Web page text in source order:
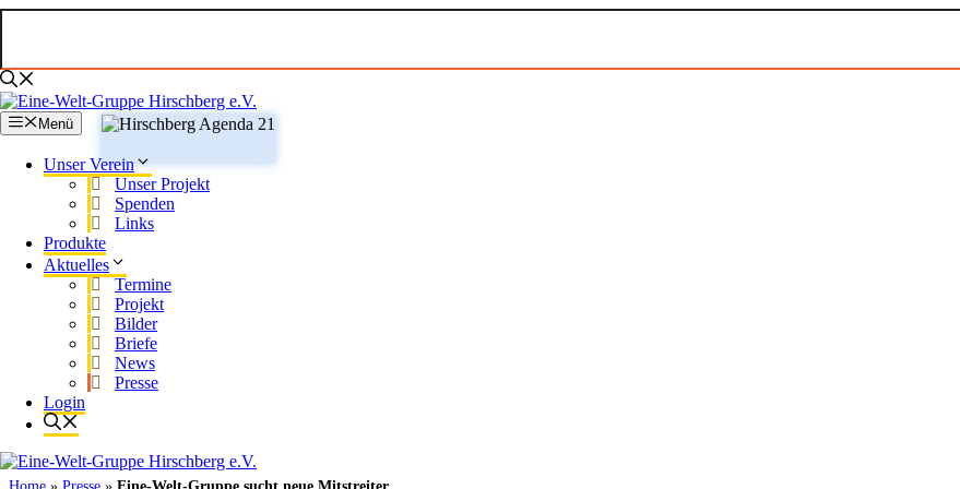
Zum
Menü
Unser Verein
Unser Projekt
Spenden
Links
Produkte
Aktuelles
Termine
Projekt
Bilder
Briefe
News
Presse
Login